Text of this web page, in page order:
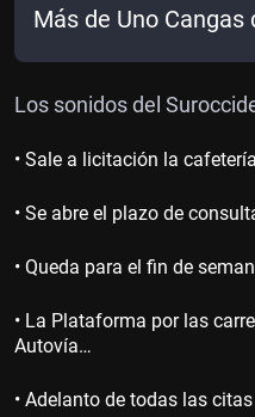
Más de Uno
Los sonidos del
• Sale a licitación la
• Se abre el plazo de
• Queda para el fin de
• La Plataforma por las
Autovía…
• Adelanto de todas las